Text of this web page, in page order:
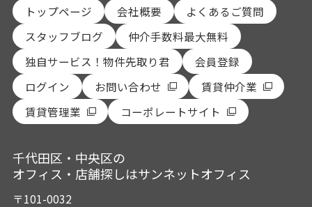
トップページ 会社概要
よくあるご質問
スタッフブログ
仲介手数料最大無料
独自サービス！物件先取り君
会員登録
ログイン
お問い合わせ
賃貸仲介業
賃貸管理業
コーポレートサイト
千代田区・中央区の
オフィス・店舗探しはサンネットオフィス
〒101-0032